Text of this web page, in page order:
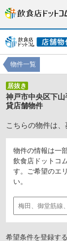
物件一覧
居抜き
神戸市中央区下山
貸店舗物件
こちらの物件は、
物件の情報は一
飲食店ドットコ
す。ご希望のエ
い。
希望条件を登録す